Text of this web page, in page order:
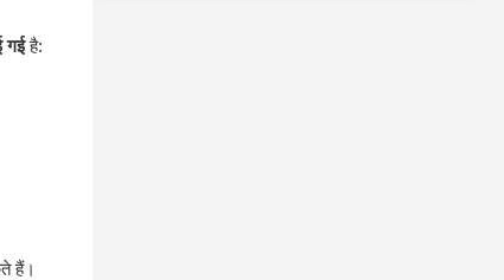
गईहै:
हैं।